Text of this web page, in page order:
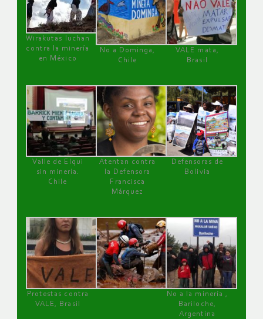
Wirakutas luchan
contra la minería
en México
No a Dominga,
Chile
VALE mata,
Brasil
Valle de Elqui
sin minería.
Chile
Atentan contra
la Defensora
Francisca
Márquez
Defensoras de
Bolivia
Protestas contra
VALE, Brasil
No a la minería ,
Bariloche,
Argentina